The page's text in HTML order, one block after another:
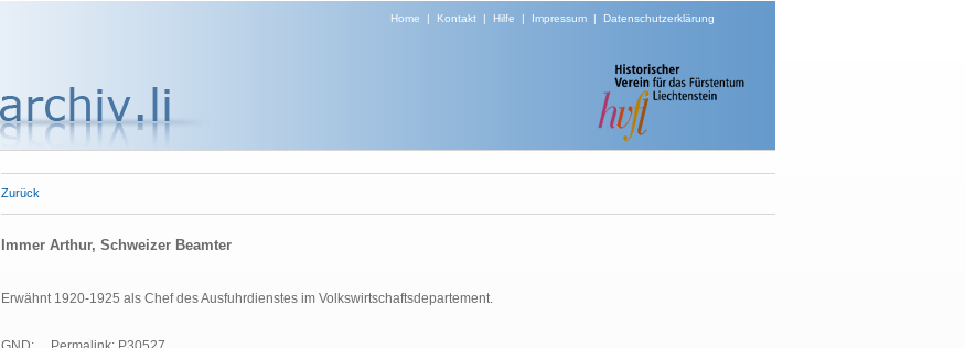
Home | Kontakt| Hilfe | Impressum| Datenschutzerklärung
Zurück
Immer Arthur, Schweizer Beamter
Erwähnt 1920-1925 als Chef des Ausfuhrdienstes im Volkswirtschaftsdepartement.